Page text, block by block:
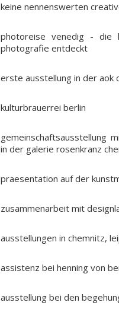
keine nennenswerten
photoreise venedig - die
photografie entdeckt
erste ausstellung in der aok
kulturbrauerrei berlin
gemeinschaftsausstellung
in der galerie rosenkranz
praesentation auf der
zusammenarbeit mit
ausstellungen in chemnitz,
assistenz bei henning von
ausstellung bei den